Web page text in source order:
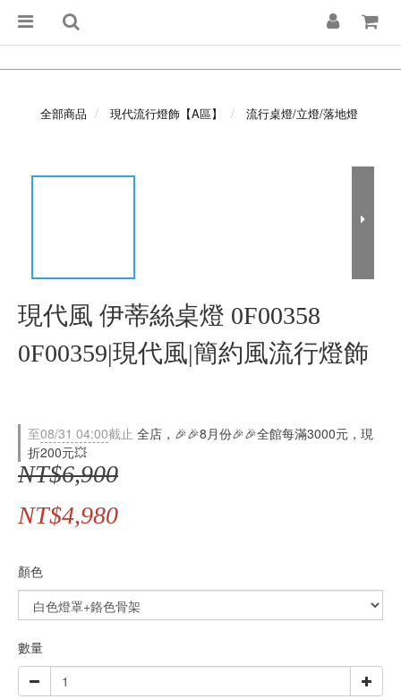
全部商品 現代流行燈飾【A區】 流行桌燈/立燈/落地燈
現代風 伊蒂絲桌燈 0F00358
0F00359|現代風|簡約風流行燈飾
至08/31 04:00截止 全店，🎉🎉8月份🎉🎉全館每滿3000元，現
折200元💥
NT$6,900
NT$4,980
顏色
數量